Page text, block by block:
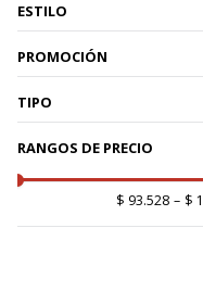
Cafe/Whisky
Cafe - Negro
ESTILO
PROMOCIÓN
TIPO
RANGOS DE PRECIO
$ 93.528 – $